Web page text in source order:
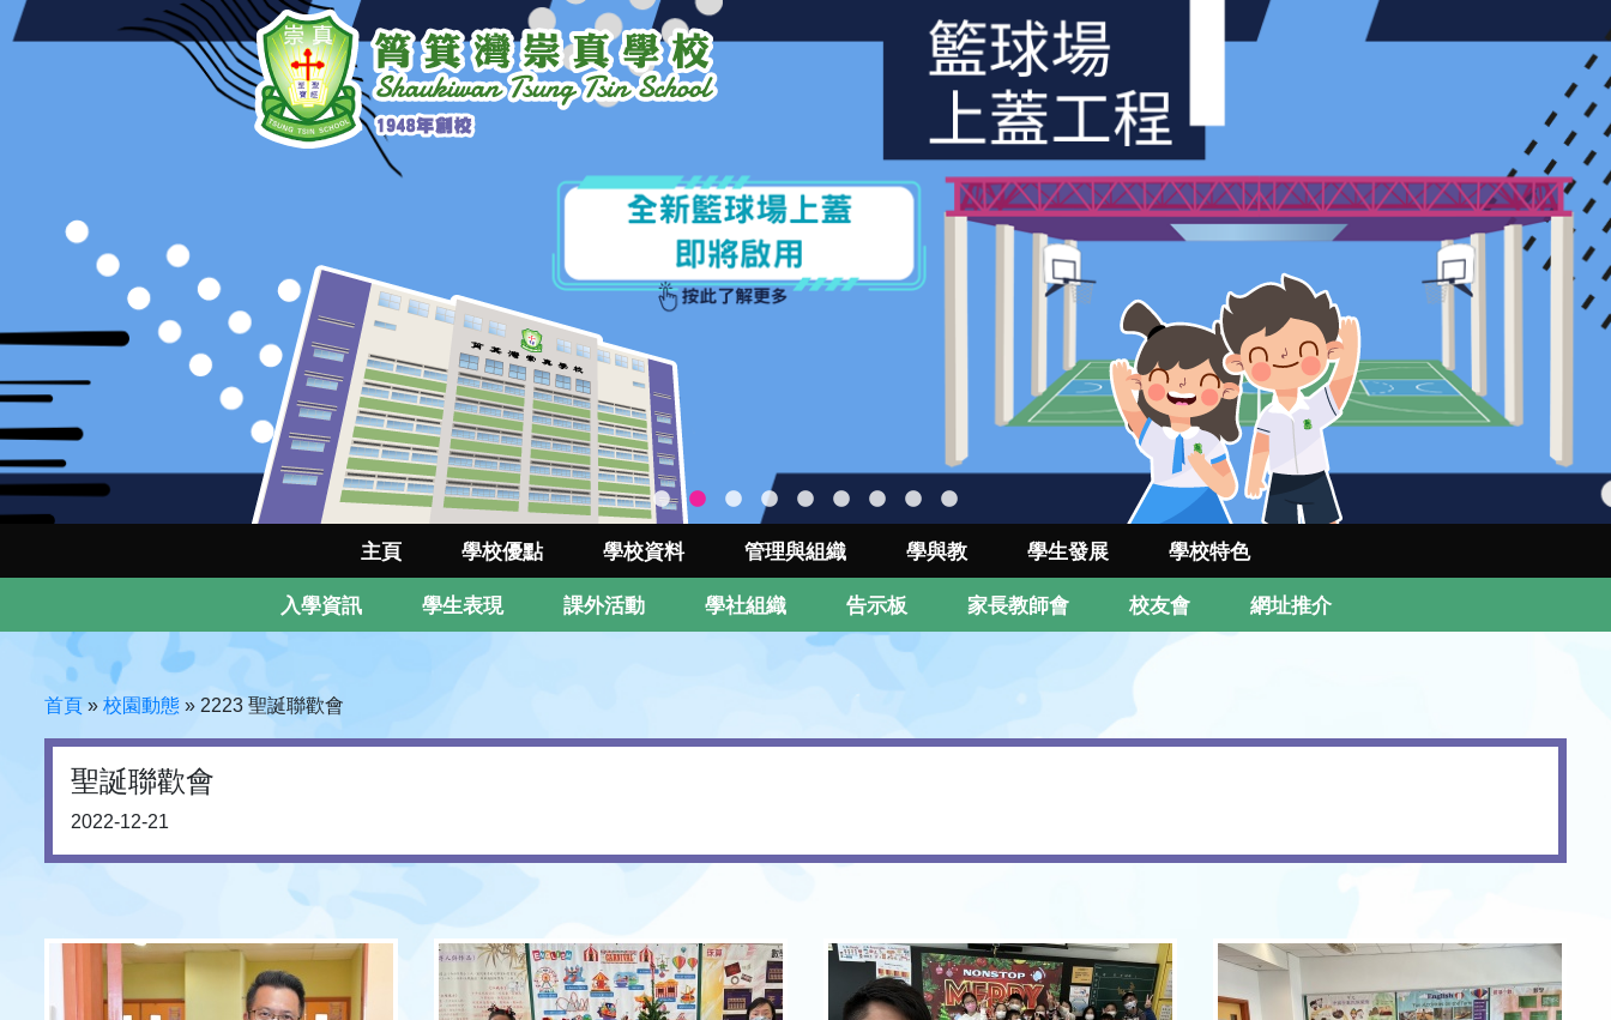
主頁 學校優點 學校資料 管理與組織 學與教 學生發展 學校特色
入學資訊 學生表現 課外活動 學社組織 告示板 家長教師會 校友會 網址推介
首頁 » 校園動態 » 2223 聖誕聯歡會
聖誕聯歡會
2022-12-21